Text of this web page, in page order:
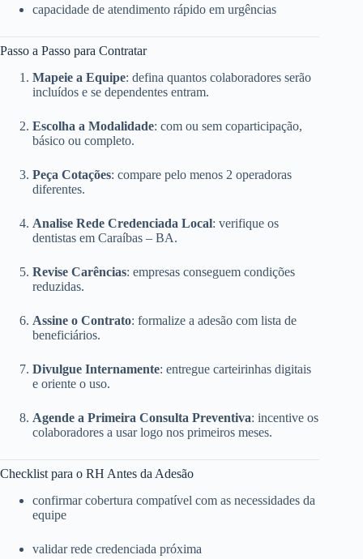
capacidade de atendimento rápido em urgências
Passo a Passo para Contratar
Mapeie a Equipe: defina quantos colaboradores serão
incluídos e se dependentes entram.
Escolha a Modalidade: com ou sem coparticipação,
básico ou completo.
Peça Cotações: compare pelo menos 2 operadoras
diferentes.
Analise Rede Credenciada Local: verifique os
dentistas em Caraíbas – BA.
Revise Carências: empresas conseguem condições
reduzidas.
Assine o Contrato: formalize a adesão com lista de
beneficiários.
Divulgue Internamente: entregue carteirinhas digitais
e oriente o uso.
Agende a Primeira Consulta Preventiva: incentive os
colaboradores a usar logo nos primeiros meses.
Checklist para o RH Antes da Adesão
confirmar cobertura compatível com as necessidades da
equipe
validar rede credenciada próxima